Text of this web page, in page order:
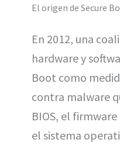
El origen de Secure
En 2012, una
hardware y
Boot como
contra malware
BIOS, el
el sistema